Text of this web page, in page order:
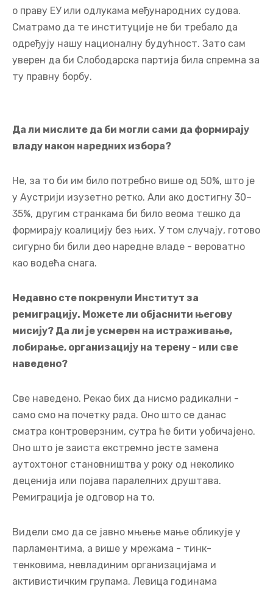
о праву ЕУ или одлукама међународних судова.
Сматрамо да те институције не би требало да
одређују нашу националну будућност. Зато сам
уверен да би Слободарска партија била спремна за
ту правну борбу.
Да ли мислите да би могли сами да формирају
владу након наредних избора?
Не, за то би им било потребно више од 50%, што је
у Аустрији изузетно ретко. Али ако достигну 30–
35%, другим странкама би било веома тешко да
формирају коалицију без њих. У том случају, готово
сигурно би били део наредне владе - вероватно
као водећа снага.
Недавно сте покренули Институт за
ремиграцију. Можете ли објаснити његову
мисију? Да ли је усмерен на истраживање,
лобирање, организацију на терену - или све
наведено?
Све наведено. Рекао бих да нисмо радикални -
само смо на почетку рада. Оно што се данас
сматра контроверзним, сутра ће бити уобичајено.
Оно што је заиста екстремно јесте замена
аутохтоног становништва у року од неколико
деценија или појава паралелних друштава.
Ремиграција је одговор на то.
Видели смо да се јавно мњење мање обликује у
парламентима, а више у мрежама - тинк-
тенковима, невладиним организацијама и
активистичким групама. Левица годинама